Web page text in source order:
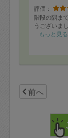
評価：
階段の隅ま
うございまし
もっと見る
前へ